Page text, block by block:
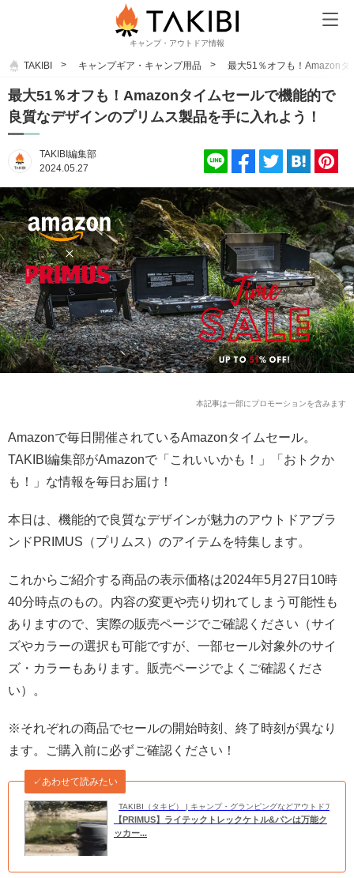
キャンプ・アウトドア情報
TAKIBI キャンプギア・キャンプ用品 最大51％オフも！Amazonタ
最大51％オフも！Amazonタイムセールで機能的で
良質なデザインのプリムス製品を手に入れよう！
TAKIBI編集部
2024.05.27
本記事は一部にプロモーションを含みます
Amazonで毎日開催されているAmazonタイムセール。
TAKIBI編集部がAmazonで「これいいかも！」「おトクか
も！」な情報を毎日お届け！
本日は、機能的で良質なデザインが魅力のアウトドアブラ
ンドPRIMUS（プリムス）のアイテムを特集します。
これからご紹介する商品の表示価格は2024年5月27日10時
40分時点のもの。内容の変更や売り切れてしまう可能性も
ありますので、実際の販売ページでご確認ください（サイ
ズやカラーの選択も可能ですが、一部セール対象外のサイ
ズ・カラーもあります。販売ページでよくご確認くださ
い）。
※それぞれの商品でセールの開始時刻、終了時刻が異なり
ます。ご購入前に必ずご確認ください！
TAKIBI（タキビ） | キャンプ・グランピングなどアウトドアの総
✓あわせて読みたい
【PRIMUS】ライテックトレックケトル&パンは万能ク
ッカー...